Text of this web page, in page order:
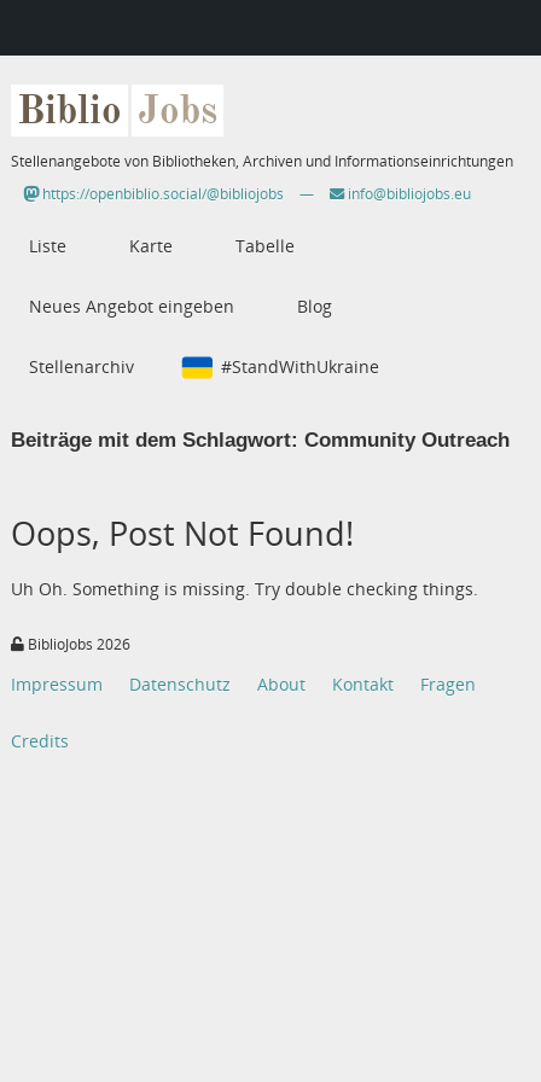
Biblio Jobs
Stellenangebote von Bibliotheken, Archiven und Informationseinrichtungen
https://openbiblio.social/@bibliojobs
— info@bibliojobs.eu
Liste Karte Tabelle
Neues Angebot eingeben Blog
Stellenarchiv #StandWithUkraine
Beiträge mit dem Schlagwort: Community Outreach
Oops, Post Not Found!
Uh Oh. Something is missing. Try double checking things.
BiblioJobs 2026
Impressum Datenschutz About Kontakt Fragen
Credits